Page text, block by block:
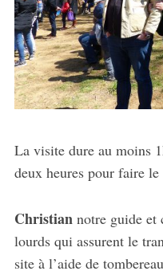
La visite dure au moins
deux heures pour faire
Christiannotre guide et
lourds qui assurent le
site à l’aide de